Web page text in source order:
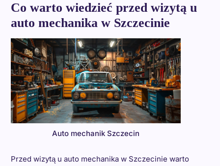
Co warto wiedzieć przed wizytą u
auto mechanika w Szczecinie
Auto mechanik Szczecin
Przed wizytą u auto mechanika w Szczecinie warto